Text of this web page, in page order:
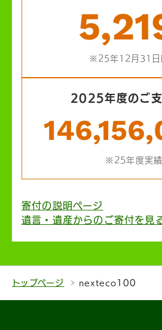
※25年12月31日
2025年度のご
※25年度実績
寄付の説明ページ
遺言・遺産からのご寄付を見
トップページ nexteco100